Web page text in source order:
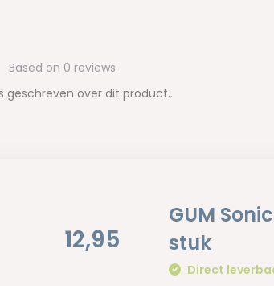
Based on 0 reviews
geschreven over dit product..
12,95
GUM
stuk
Direct